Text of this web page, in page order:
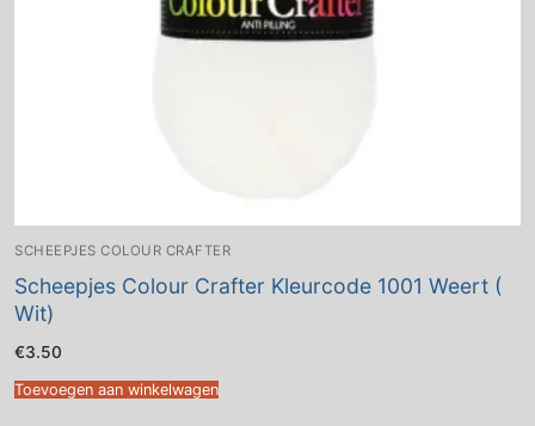
SCHEEPJES COLOUR CRAFTER
Scheepjes Colour Crafter Kleurcode 1001 Weert (
Wit)
€3.50
Toevoegen aan winkelwagen